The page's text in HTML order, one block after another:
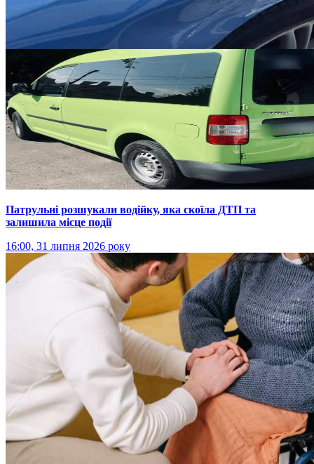
Патрульні розшукали водійку, яка скоїла ДТП та
залишила місце події
16:00, 31 липня 2026 року